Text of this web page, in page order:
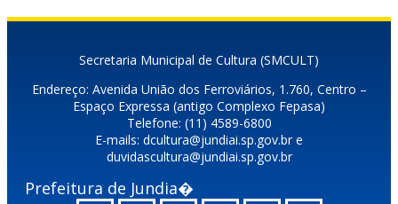
Secretaria Municipal de Cultura (SMCULT)
Endereço: Avenida União dos Ferroviários, 1.760, Centro –
Espaço Expressa (antigo Complexo Fepasa)
Telefone: (11) 4589-6800
E-mails: dcultura@jundiai.sp.gov.br e
duvidascultura@jundiai.sp.gov.br
Prefeitura de Jundia�